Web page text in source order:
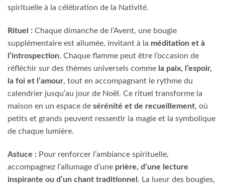
spirituelle à la célébration de la Nativité.
Rituel : Chaque dimanche de l’Avent, une bougie
supplémentaire est allumée, invitant à la méditation et à
l’introspection. Chaque flamme peut être l’occasion de
réfléchir sur des thèmes universels comme la paix, l’espoir,
la foi et l’amour, tout en accompagnant le rythme du
calendrier jusqu’au jour de Noël. Ce rituel transforme la
maison en un espace de sérénité et de recueillement, où
petits et grands peuvent ressentir la magie et la symbolique
de chaque lumière.
Astuce : Pour renforcer l’ambiance spirituelle,
accompagnez l’allumage d’une prière, d’une lecture
inspirante ou d’un chant traditionnel . La lueur des bougies,